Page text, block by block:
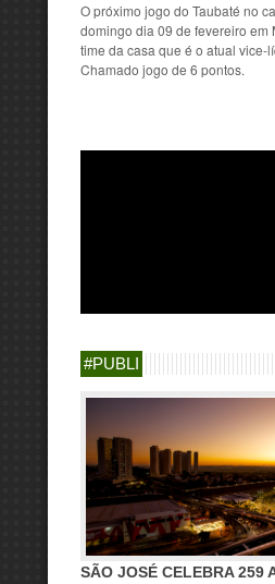
O próximo jogo do Taubaté no
domingo dia 09 de fevereiro em
time da casa que é o atual vice-
Chamado jogo de 6 pontos.
#PUBLI
SÃO JOSÉ CELEBRA 259